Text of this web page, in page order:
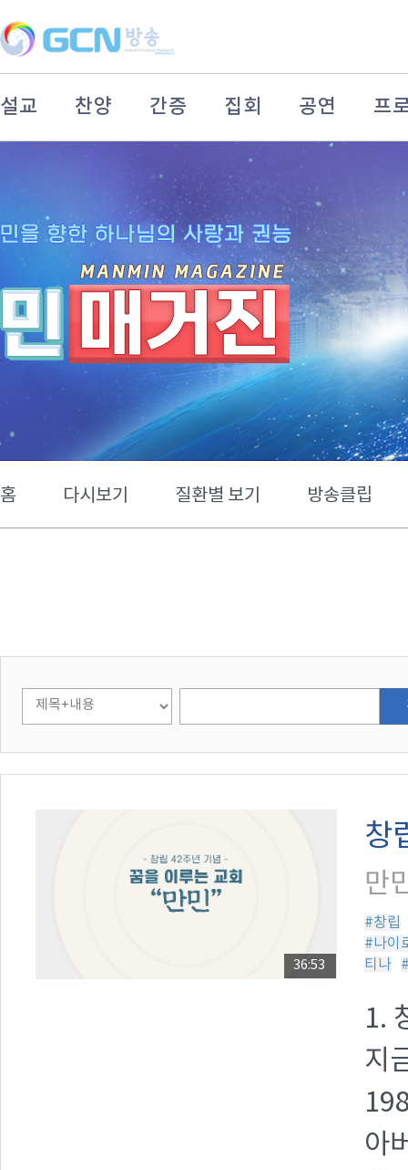
설교 찬양 간증 집회 공연 프
홈 다시보기 질환별 보기 방송클립
36:53
창
만
#창립
#나이
티나
1.
지
아